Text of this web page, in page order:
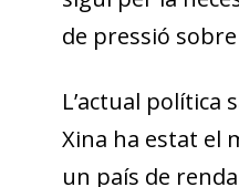
in a new window)
in a new
new window)
de pressió
L’actual política
Xina ha estat el
un país de